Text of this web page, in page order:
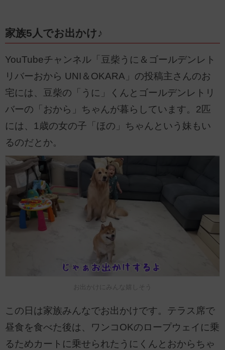
家族5人でお出かけ♪
YouTubeチャンネル「豆柴うに＆ゴールデンレト
リバーおから UNI＆OKARA」の投稿主さんのお
宅には、豆柴の「うに」くんとゴールデンレトリ
バーの「おから」ちゃんが暮らしています。2匹
には、1歳の女の子「ほの」ちゃんという妹もい
るのだとか。
お出かけにみんな嬉しそう
この日は家族みんなでお出かけです。テラス席で
昼食を食べた後は、ワンコOKのロープウェイに乗
るためカートに乗せられたうにくんとおからちゃ